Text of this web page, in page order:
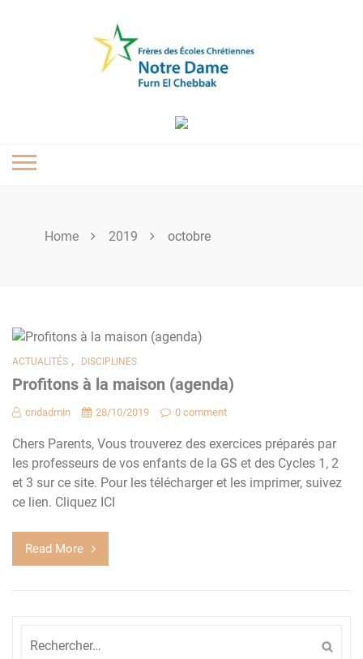
Home 2019 octobre
ACTUALITÉS , DISCIPLINES
Profitons à la maison (agenda)
cndadmin 28/10/2019 0 comment
Chers Parents, Vous trouverez des exercices préparés par
les professeurs de vos enfants de la GS et des Cycles 1, 2
et 3 sur ce site. Pour les télécharger et les imprimer, suivez
ce lien. Cliquez ICI
Read More